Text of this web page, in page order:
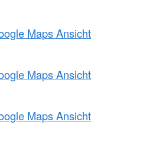
Maps Ansicht
Maps Ansicht
Maps Ansicht